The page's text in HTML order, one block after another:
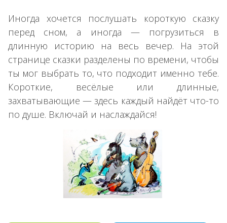
Иногда хочется послушать короткую сказку
перед сном, а иногда — погрузиться в
длинную историю на весь вечер. На этой
странице сказки разделены по времени, чтобы
ты мог выбрать то, что подходит именно тебе.
Короткие, весёлые или длинные,
захватывающие — здесь каждый найдёт что-то
по душе. Включай и наслаждайся!